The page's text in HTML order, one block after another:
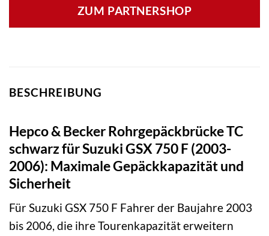
ZUM PARTNERSHOP
BESCHREIBUNG
Hepco & Becker Rohrgepäckbrücke TC
schwarz für Suzuki GSX 750 F (2003-
2006): Maximale Gepäckkapazität und
Sicherheit
Für Suzuki GSX 750 F Fahrer der Baujahre 2003
bis 2006, die ihre Tourenkapazität erweitern